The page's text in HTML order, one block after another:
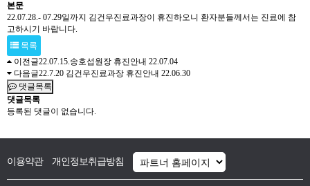
본문
22.07.28.- 07.29일까지 김건우진료과장이 휴진하오니 환자분들께서는 진료에 참
고하시기 바랍니다.
목록
이전글22.07.15.송호섭원장 휴진안내 22.07.04
다음글22.7.20 김건우진료과장 휴진안내 22.06.30
댓글목록
댓글목록
등록된 댓글이 없습니다.
이용약관 개인정보취급방침